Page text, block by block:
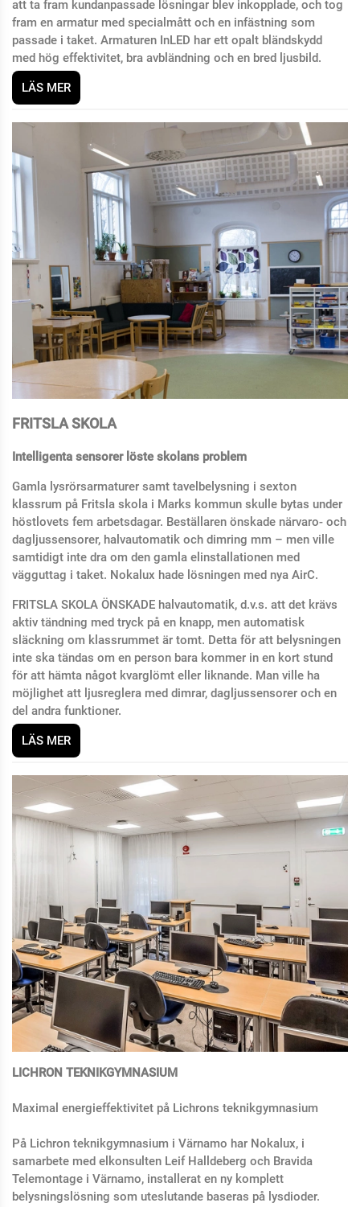
att ta fram kundanpassade lösningar blev inkopplade, och tog
fram en armatur med specialmått och en infästning som
passade i taket. Armaturen InLED har ett opalt bländskydd
med hög effektivitet, bra avbländning och en bred ljusbild.
LÄS MER
FRITSLA SKOLA
Intelligenta sensorer löste skolans problem
Gamla lysrörsarmaturer samt tavelbelysning i sexton
klassrum på Fritsla skola i Marks kommun skulle bytas under
höstlovets fem arbetsdagar. Beställaren önskade närvaro- och
dagljussensorer, halvautomatik och dimring mm – men ville
samtidigt inte dra om den gamla elinstallationen med
vägguttag i taket. Nokalux hade lösningen med nya AirC.
FRITSLA SKOLA ÖNSKADE halvautomatik, d.v.s. att det krävs
aktiv tändning med tryck på en knapp, men automatisk
släckning om klassrummet är tomt. Detta för att belysningen
inte ska tändas om en person bara kommer in en kort stund
för att hämta något kvarglömt eller liknande. Man ville ha
möjlighet att ljusreglera med dimrar, dagljussensorer och en
del andra funktioner.
LÄS MER
LICHRON TEKNIKGYMNASIUM
Maximal energieffektivitet på Lichrons teknikgymnasium
På Lichron teknikgymnasium i Värnamo har Nokalux, i
samarbete med elkonsulten Leif Halldeberg och Bravida
Telemontage i Värnamo, installerat en ny komplett
belysningslösning som uteslutande baseras på lysdioder.